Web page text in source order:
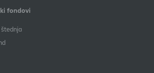
fondovi